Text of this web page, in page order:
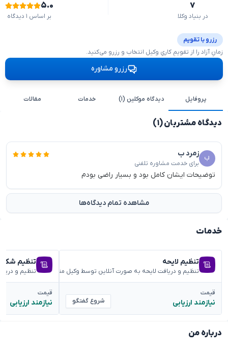
۷
در بنیاد وکلا
۵.۰
بر اساس ۱ دیدگاه
رزرو با تقویم
زمانِ آزاد را از تقویمِ کاریِ وکیل انتخاب و رزرو می‌کنید.
رزرو مشاوره
پروفایل دیدگاه موکلین (۱) خدمات مقالات
دیدگاه مشتریان (۱)
زمرد ب
برای خدمت مشاوره تلفنی
توضیحات ایشان کامل بود و بسیار راضی بودم
مشاهده تمام دیدگاه‌ها
درباره من
خدمات
تنظیم لایحه
تنظیم و دریافت لایحه به صورت آنلاین توسط وکیل متخصص
قیمت
نیازمند ارزیابی شروع گفتگو
تنظیم
تنظیم و
قیمت
نیازمند ارزیابی